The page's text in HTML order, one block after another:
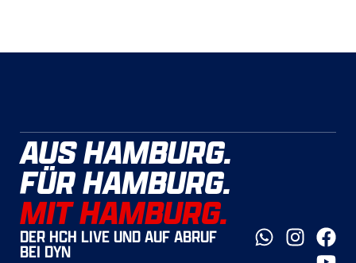
AUS HAMBURG.
FÜR HAMBURG.
MIT HAMBURG.
DER HCH LIVE UND AUF ABRUF
BEI DYN